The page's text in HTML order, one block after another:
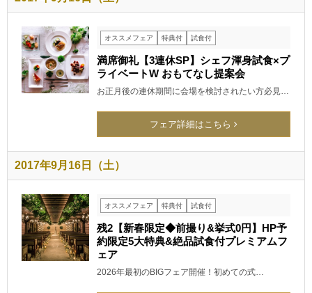
オススメフェア 特典付 試食付
満席御礼【3連休SP】シェフ渾身試食×プ
ライベートW おもてなし提案会
お正月後の連休期間に会場を検討されたい方必見…
フェア詳細はこちら
2017年9月16日（土）
オススメフェア 特典付 試食付
残2【新春限定◆前撮り&挙式0円】HP予
約限定5大特典&絶品試食付プレミアムフ
ェア
2026年最初のBIGフェア開催！初めての式…